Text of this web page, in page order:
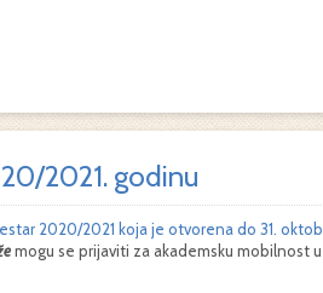
2021. godinu
2020/2021 koja je otvorena do 31.
mogu se prijaviti za akademsku mobilnost